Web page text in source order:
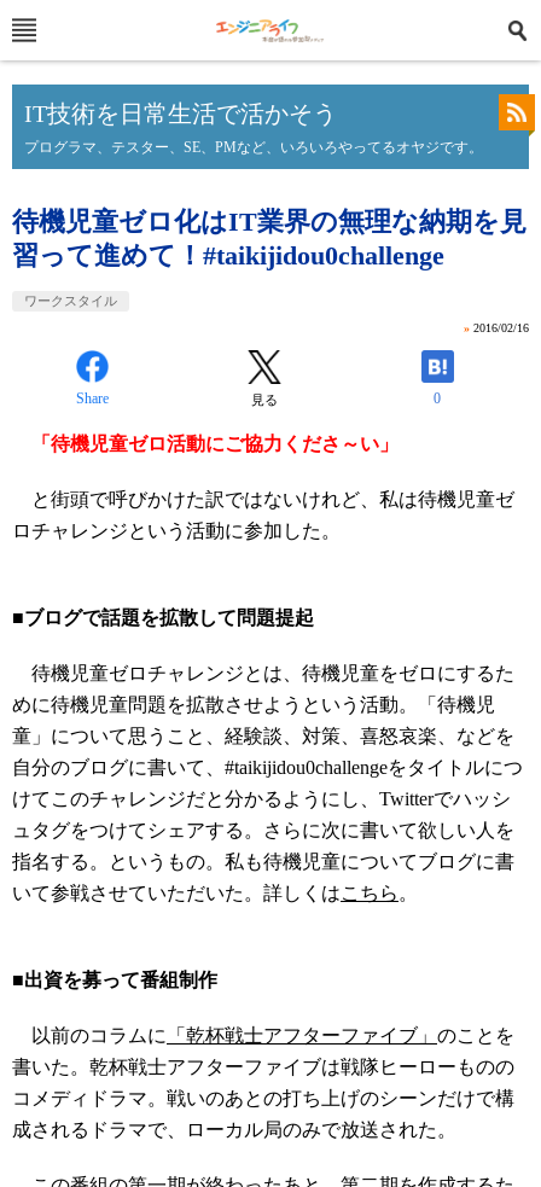
IT技術を日常生活で活かそう
プログラマ、テスター、SE、PMなど、いろいろやってるオヤジです。
待機児童ゼロ化はIT業界の無理な納期を見
習って進めて！#taikijidou0challenge
ワークスタイル
» 2016/02/16
Share 見る 0
「待機児童ゼロ活動にご協力くださ～い」
と街頭で呼びかけた訳ではないけれど、私は待機児童ゼ
ロチャレンジという活動に参加した。
■ブログで話題を拡散して問題提起
待機児童ゼロチャレンジとは、待機児童をゼロにするた
めに待機児童問題を拡散させようという活動。「待機児
童」について思うこと、経験談、対策、喜怒哀楽、などを
自分のブログに書いて、#taikijidou0challengeをタイトルにつ
けてこのチャレンジだと分かるようにし、Twitterでハッシ
ュタグをつけてシェアする。さらに次に書いて欲しい人を
指名する。というもの。私も待機児童についてブログに書
いて参戦させていただいた。詳しくはこちら 。
■出資を募って番組制作
以前のコラムに 「乾杯戦士アフターファイブ」 のことを
書いた。乾杯戦士アフターファイブは戦隊ヒーローものの
コメディドラマ。戦いのあとの打ち上げのシーンだけで構
成されるドラマで、ローカル局のみで放送された。